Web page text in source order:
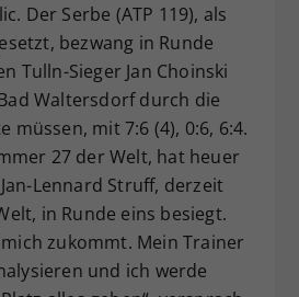
Der Serbe (ATP 119), als
bezwang in Runde
Tulln-Sieger Jan Choinski
Waltersdorf durch die
müssen, mit 7:6 (4), 0:6, 6:4.
27 der Welt, hat heuer
Lennard Struff, derzeit
in Runde eins besiegt.
zukommt. Mein Trainer
und ich werde